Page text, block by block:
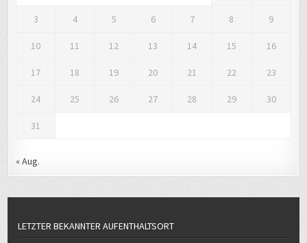
3 4 5 6 7 8 9
10 11 12 13 14 15 16
17 18 19 20 21 22 23
24 25 26 27 28 29 30
31
« Aug.
LETZTER BEKANNTER AUFENTHALTSORT